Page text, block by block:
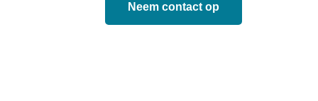
Neem contact op